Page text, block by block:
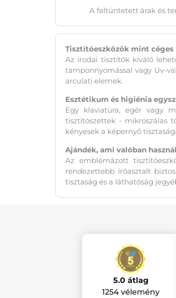
A feltüntetett árak és
Tisztítóeszközök mint
Az irodai tisztítók kiváló
tamponnyomással vagy Uv-
arculati elemek.
Esztétikum és higiénia
Egy klaviatúra, egér vagy
tisztítószettek - mikroszálas
kényesek a képernyő
Ajándék, ami valóban
Az emblémázott
rendezettebb íróasztalt
tisztaság és a láthatóság
5.0 átlag
1254 vélemény